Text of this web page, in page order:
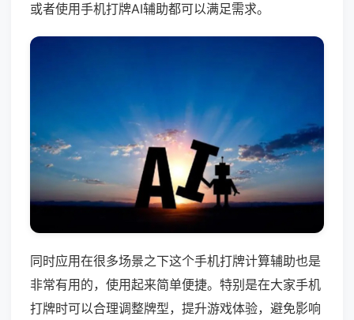
或者使用手机打牌AI辅助都可以满足需求。
同时应用在很多场景之下这个手机打牌计算辅助也是
非常有用的，使用起来简单便捷。特别是在大家手机
打牌时可以合理调整牌型，提升游戏体验，避免影响